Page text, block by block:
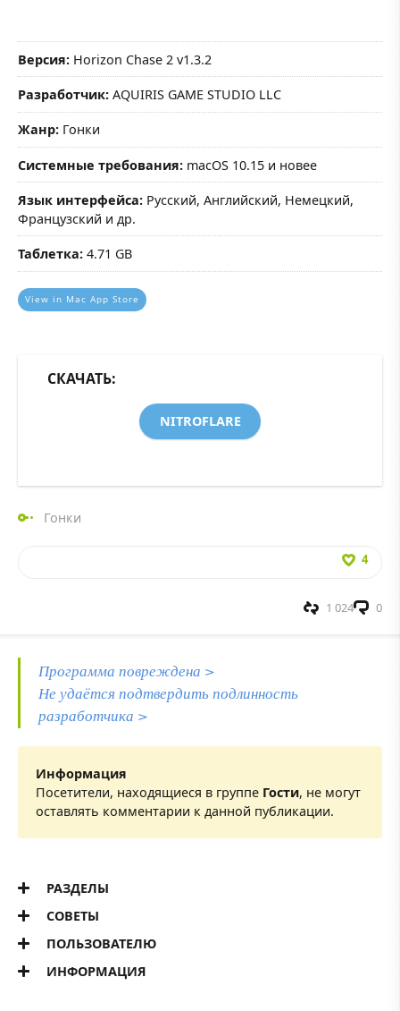
Версия: Horizon Chase 2 v1.3.2
Разработчик: AQUIRIS GAME STUDIO LLC
Жанр: Гонки
Системные требования: macOS 10.15 и новее
Язык интерфейса: Русский, Английский, Немецкий,
Французский и др.
Таблетка: 4.71 GB
View in Mac App Store
СКАЧАТЬ:
NITROFLARE
Гонки
4
0
1 024
Программа повреждена >
Не удаётся подтвердить подлинность
разработчика >
Информация
Посетители, находящиеся в группе Гости, не могут
оставлять комментарии к данной публикации.
РАЗДЕЛЫ
СОВЕТЫ
ПОЛЬЗОВАТЕЛЮ
ИНФОРМАЦИЯ